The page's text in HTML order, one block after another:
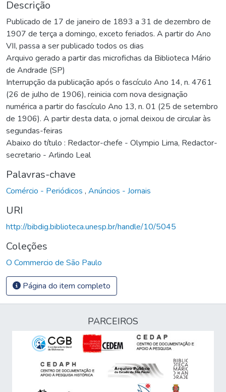
Descrição
Publicado de 17 de janeiro de 1893 a 31 de dezembro de
1907 de terça a domingo, exceto feriados. A partir do Ano
VII, passa a ser publicado todos os dias
Arquivo gerado a partir das microfichas da Biblioteca Mário
de Andrade (SP)
Interrupção da publicação após o fascículo Ano 14, n. 4761
(26 de julho de 1906), reinicia com nova designação
numérica a partir do fascículo Ano 13, n. 01 (25 de setembro
de 1906). A partir desta data, o jornal deixou de circular às
segundas-feiras
Abaixo do título : Redactor-chefe - Olympio Lima, Redactor-
secretario - Arlindo Leal
Palavras-chave
Comércio - Periódicos , Anúncios - Jornais
URI
http://bibdig.biblioteca.unesp.br/handle/10/5045
Coleções
O Commercio de São Paulo
Página do item completo
PARCEIROS